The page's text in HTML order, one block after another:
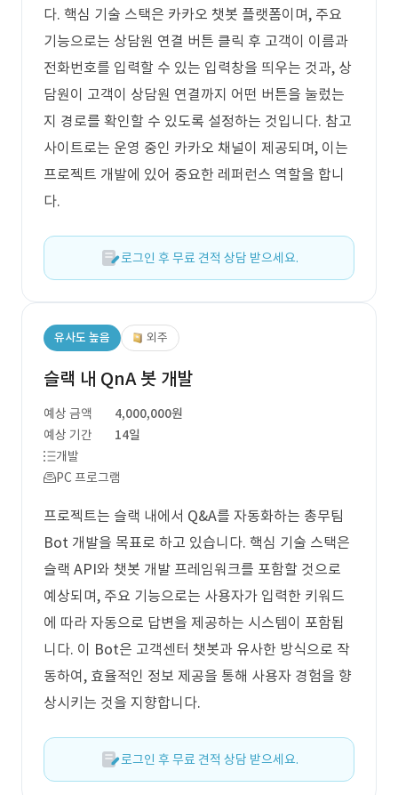
다. 핵심 기술 스택은 카카오 챗봇 플랫폼이며, 주요
기능으로는 상담원 연결 버튼 클릭 후 고객이 이름과
전화번호를 입력할 수 있는 입력창을 띄우는 것과, 상
담원이 고객이 상담원 연결까지 어떤 버튼을 눌렀는
지 경로를 확인할 수 있도록 설정하는 것입니다. 참고
사이트로는 운영 중인 카카오 채널이 제공되며, 이는
프로젝트 개발에 있어 중요한 레퍼런스 역할을 합니
다.
로그인 후 무료 견적 상담 받으세요.
유사도 높음 외주
슬랙 내 QnA 봇 개발
예상 금액
4,000,000원
예상 기간
14일
개발
PC 프로그램
프로젝트는 슬랙 내에서 Q&A를 자동화하는 총무팀
Bot 개발을 목표로 하고 있습니다. 핵심 기술 스택은
슬랙 API와 챗봇 개발 프레임워크를 포함할 것으로
예상되며, 주요 기능으로는 사용자가 입력한 키워드
에 따라 자동으로 답변을 제공하는 시스템이 포함됩
니다. 이 Bot은 고객센터 챗봇과 유사한 방식으로 작
동하여, 효율적인 정보 제공을 통해 사용자 경험을 향
상시키는 것을 지향합니다.
로그인 후 무료 견적 상담 받으세요.